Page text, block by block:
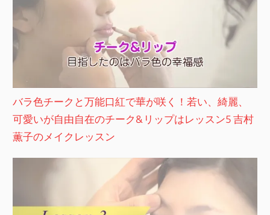
バラ色チークと万能口紅で華が咲く！若い、綺麗、
可愛いが自由自在のチーク&リップはレッスン5 吉村
薫子のメイクレッスン